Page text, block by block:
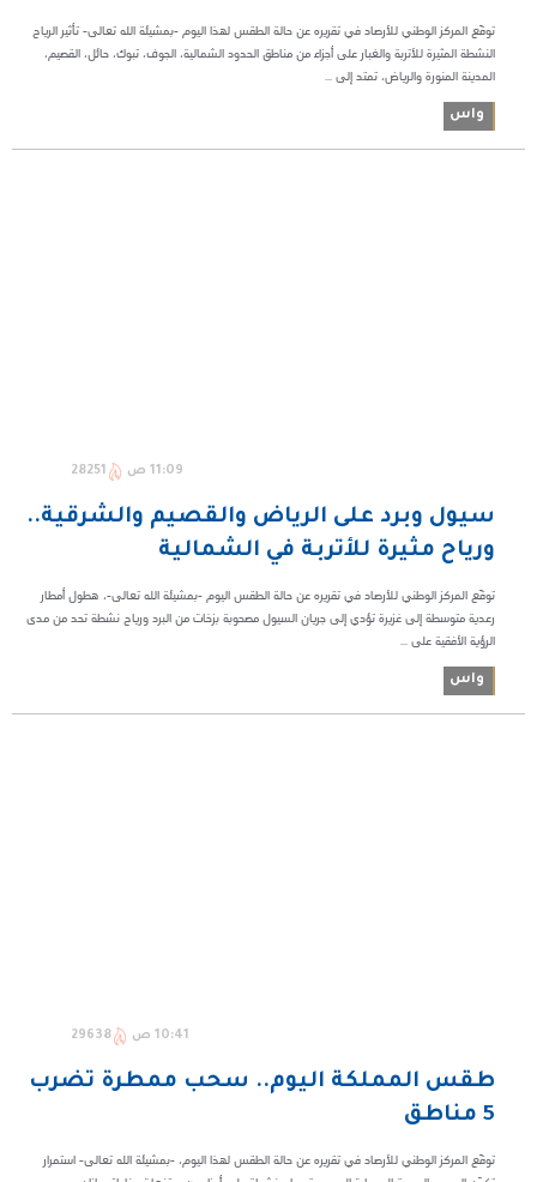
توقّع المركز الوطني للأرصاد في تقريره عن حالة الطقس لهذا اليوم -بمشيئة الله تعالى- تأثير الرياح
النشطة المثيرة للأتربة والغبار على أجزاء من مناطق الحدود الشمالية، الجوف، تبوك، حائل، القصيم،
المدينة المنورة والرياض، تمتد إلى ...
واس
11:09 ص 28251
سيول وبرد على الرياض والقصيم والشرقية..
ورياح مثيرة للأتربة في الشمالية
توقّع المركز الوطني للأرصاد في تقريره عن حالة الطقس اليوم -بمشيئة الله تعالى-، هطول أمطار
رعدية متوسطة إلى غزيرة تؤدي إلى جريان السيول مصحوبة بزخات من البرد ورياح نشطة تحد من مدى
الرؤية الأفقية على ...
واس
10:41 ص 29638
طقس المملكة اليوم.. سحب ممطرة تضرب
5 مناطق
توقّع المركز الوطني للأرصاد في تقريره عن حالة الطقس لهذا اليوم، -بمشيئة الله تعالى- استمرار